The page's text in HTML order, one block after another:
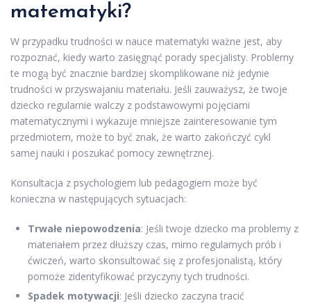
matematyki?
W przypadku trudności w nauce matematyki ważne jest, aby
rozpoznać, kiedy warto zasięgnąć porady specjalisty. Problemy
te mogą być znacznie bardziej skomplikowane niż jedynie
trudności w przyswajaniu materiału. Jeśli zauważysz, że twoje
dziecko regularnie walczy z podstawowymi pojęciami
matematycznymi i wykazuje mniejsze zainteresowanie tym
przedmiotem, może to być znak, że warto zakończyć cykl
samej nauki i poszukać pomocy zewnętrznej.
Konsultacja z psychologiem lub pedagogiem może być
konieczna w następujących sytuacjach:
Trwałe niepowodzenia: Jeśli twoje dziecko ma problemy z
materiałem przez dłuższy czas, mimo regularnych prób i
ćwiczeń, warto skonsultować się z profesjonalistą, który
pomoże zidentyfikować przyczyny tych trudności.
Spadek motywacji: Jeśli dziecko zaczyna tracić